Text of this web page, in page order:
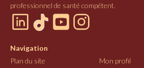
professionnel de santé compétent.
Navigation
Plan du site
Mon profil